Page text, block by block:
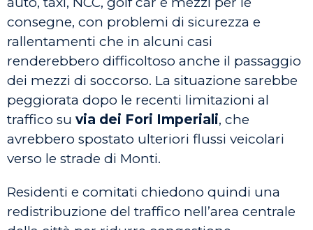
consegne, con problemi di sicurezza e
rallentamenti che in alcuni casi
renderebbero difficoltoso anche il passaggio
dei mezzi di soccorso. La situazione sarebbe
peggiorata dopo le recenti limitazioni al
traffico su via dei Fori Imperiali, che
avrebbero spostato ulteriori flussi veicolari
verso le strade di Monti.
Residenti e comitati chiedono quindi una
redistribuzione del traffico nell’area centrale